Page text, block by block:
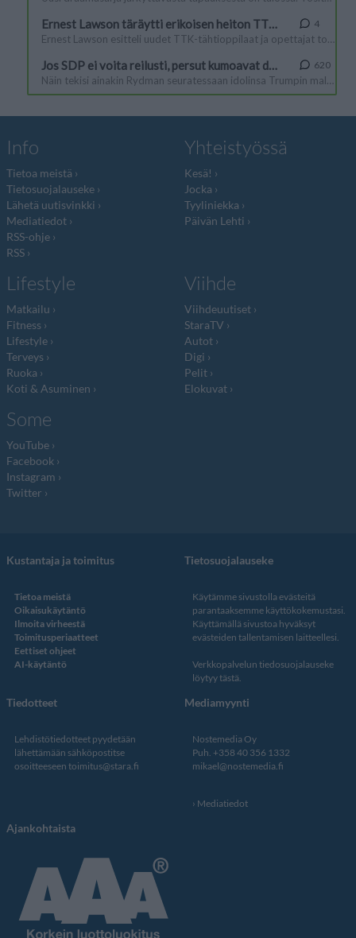
Info
Tietoa meistä
Tietosuojalauseke
Lähetä uutisvinkki
Mediatiedot
RSS-ohje
RSS
Yhteistyössä
Kesä!
Jocka
Tyyliniekka
Päivän Lehti
Lifestyle
Matkailu
Fitness
Lifestyle
Terveys
Ruoka
Koti & Asuminen
Viihde
Viihdeuutiset
StaraTV
Autot
Digi
Pelit
Elokuvat
Some
YouTube
Facebook
Instagram
Twitter
Kustantaja ja toimitus
Tietoa meistä
Oikaisukäytäntö
Ilmoita virheestä
Toimitusperiaatteet
Eettiset ohjeet
AI-käytäntö
Tietosuojalauseke
Käytämme sivustolla evästeitä
parantaaksemme käyttökokemustasi.
Käyttämällä sivustoa hyväksyt
evästeiden tallentamisen laitteellesi.
Verkkopalvelun tiedosuojalauseke
löytyy tästä.
Tiedotteet
Lehdistötiedotteet pyydetään
lähettämään sähköpostitse
osoitteeseen toimitus@stara.fi
Mediamyynti
Nostemedia Oy
Puh. +358 40 356 1332
mikael@nostemedia.fi
Mediatiedot
Ajankohtaista